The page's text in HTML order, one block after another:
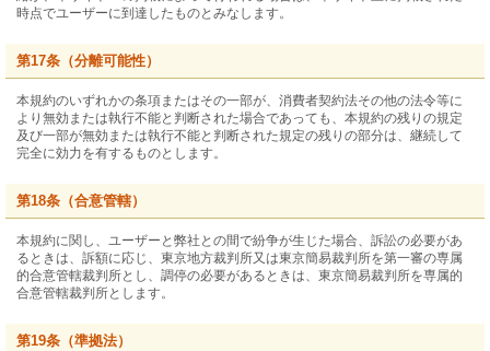
時点でユーザーに到達したものとみなします。
第17条（分離可能性）
本規約のいずれかの条項またはその一部が、消費者契約法その他の法令等に
より無効または執行不能と判断された場合であっても、本規約の残りの規定
及び一部が無効または執行不能と判断された規定の残りの部分は、継続して
完全に効力を有するものとします。
第18条（合意管轄）
本規約に関し、ユーザーと弊社との間で紛争が生じた場合、訴訟の必要があ
るときは、訴額に応じ、東京地方裁判所又は東京簡易裁判所を第一審の専属
的合意管轄裁判所とし、調停の必要があるときは、東京簡易裁判所を専属的
合意管轄裁判所とします。
第19条（準拠法）